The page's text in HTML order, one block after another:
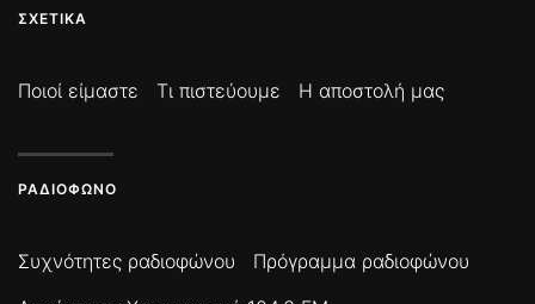
ΣΧΕΤΙΚΆ
Ποιοί είμαστε Τι πιστεύουμε Η αποστολή μας
ΡΑΔΙΌΦΩΝΟ
Συχνότητες ραδιοφώνου
Πρόγραμμα ραδιοφώνου